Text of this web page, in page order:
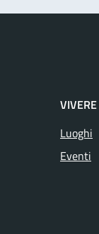
Luoghi
Eventi